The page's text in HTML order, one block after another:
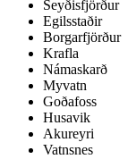
Seyðisfjörður
Egilsstaðir
Borgarfjörður
Krafla
Námaskarð
Myvatn
Goðafoss
Husavik
Akureyri
Vatnsnes